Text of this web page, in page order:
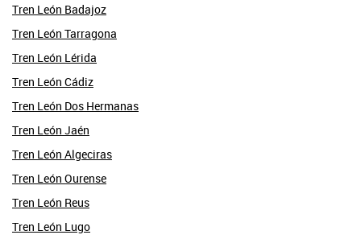
Tren León Badajoz
Tren León Tarragona
Tren León Lérida
Tren León Cádiz
Tren León Dos Hermanas
Tren León Jaén
Tren León Algeciras
Tren León Ourense
Tren León Reus
Tren León Lugo